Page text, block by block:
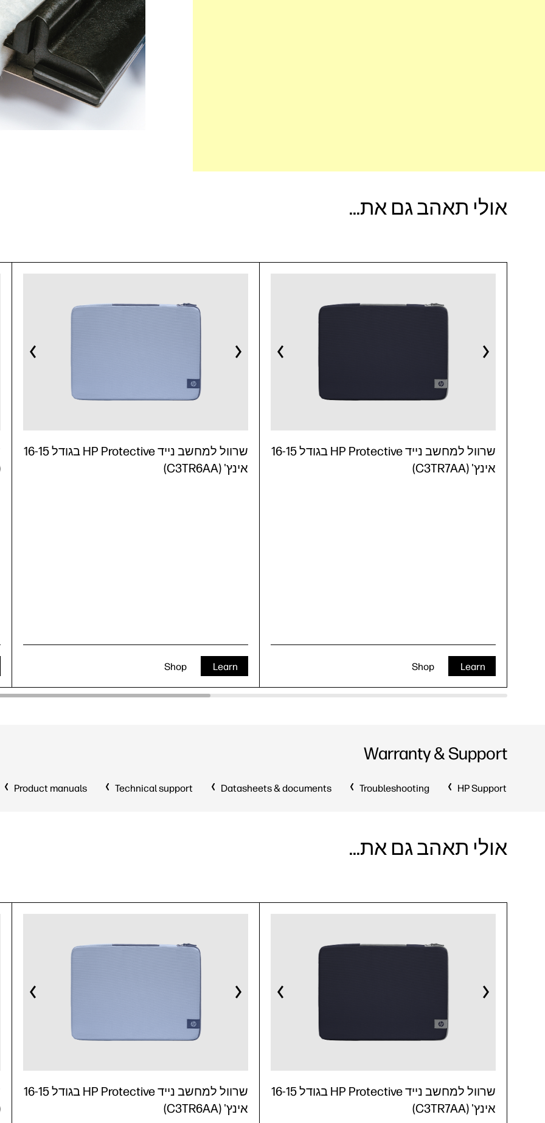
אולי תאהב גם את...
שרוול למחשב נייד HP Protective בגודל 16-15
אינץ' (C3TR6AA)
Learn
Shop
שרוול למחשב נייד HP Protective בגודל 16-15
אינץ' (C3TR7AA)
Learn
Shop
Warranty & Support
HP Support
Troubleshooting
Datasheets & documents
Technical support
Product manuals
אולי תאהב גם את...
שרוול למחשב נייד HP Protective בגודל 16-15
אינץ' (C3TR6AA)
שרוול למחשב נייד HP Protective בגודל 16-15
אינץ' (C3TR7AA)